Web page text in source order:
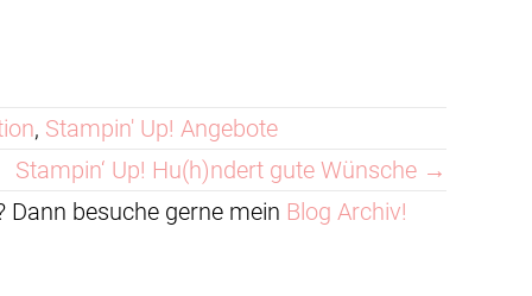
, Stampin' Up! Angebote
Stampin‘ Up! Hu(h)ndert gute Wünsche →
besuche gerne mein Blog Archiv!